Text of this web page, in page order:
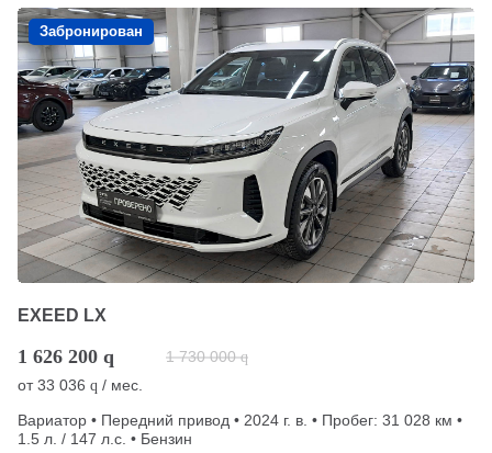
Забронирован
EXEED LX
1 626 200 q 1 730 000 q
от33 036 q / мес.
Вариатор • Передний привод • 2024 г. в. • Пробег: 31 028 км •
1.5 л. / 147 л.с. • Бензин